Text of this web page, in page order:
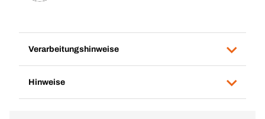
Verarbeitungshinweise
Hinweise